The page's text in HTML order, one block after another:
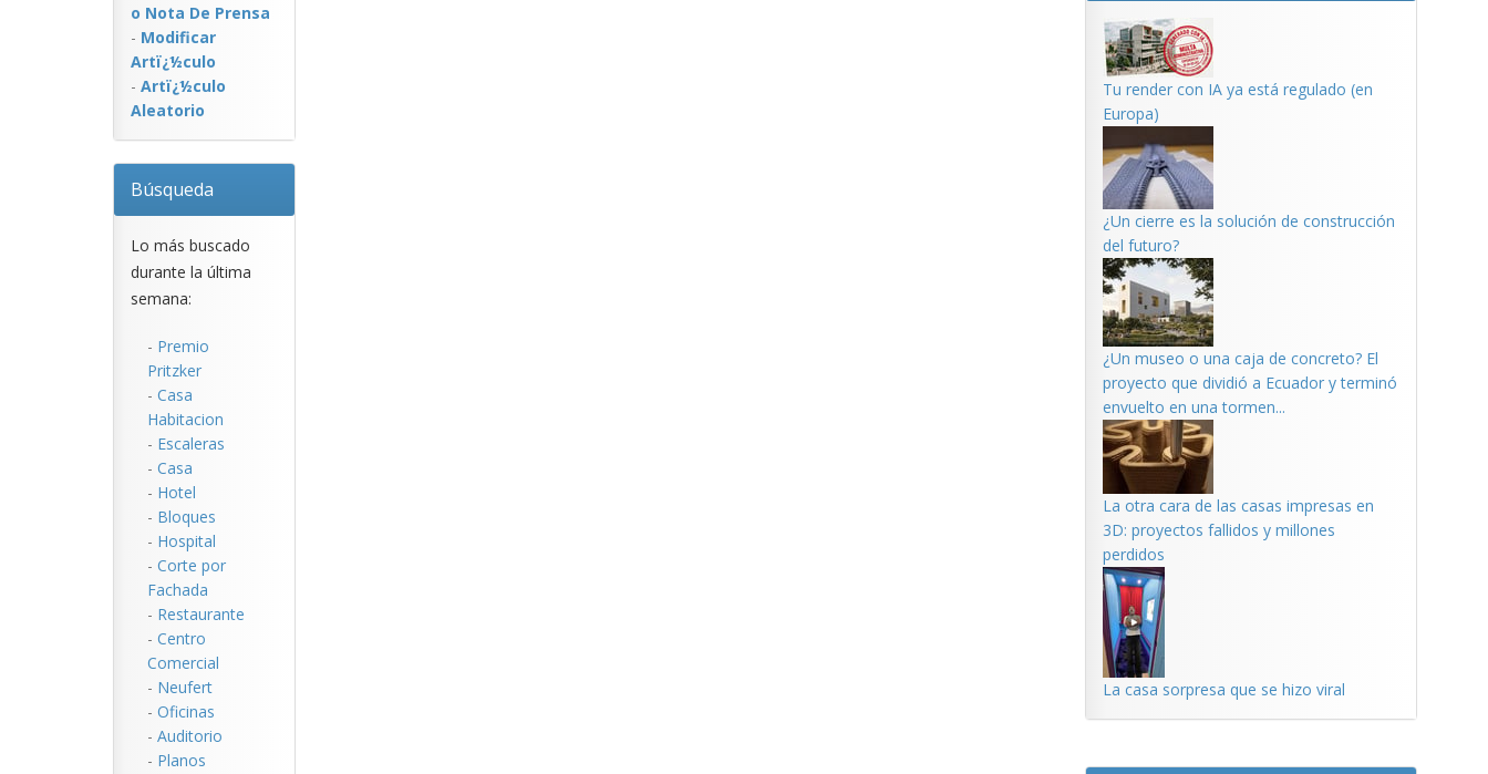
o Nota De Prensa
- Modificar
Artï¿½culo
- Artï¿½culo
Aleatorio
Búsqueda
Lo más buscado
durante la última
semana:
- Premio
Pritzker
- Casa
Habitacion
- Escaleras
- Casa
- Hotel
- Bloques
- Hospital
- Corte por
Fachada
- Restaurante
- Centro
Comercial
- Neufert
- Oficinas
- Auditorio
- Planos
Tu render con IA ya está regulado (en
Europa)
¿Un cierre es la solución de construcción
del futuro?
¿Un museo o una caja de concreto? El
proyecto que dividió a Ecuador y terminó
envuelto en una tormen...
La otra cara de las casas impresas en
3D: proyectos fallidos y millones
perdidos
La casa sorpresa que se hizo viral